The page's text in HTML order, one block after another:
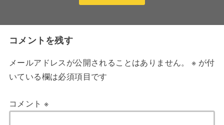
コメントを残す
メールアドレスが公開されることはありません。 ※ が付
いている欄は必須項目です
コメント ※